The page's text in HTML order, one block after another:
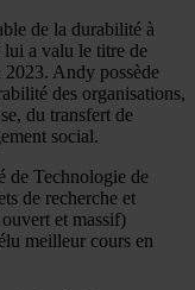
de la durabilité à
a valu le titre de
2023. Andy possède
des organisations,
du transfert de
social.
de Technologie de
de recherche et
et massif)
meilleur cours en